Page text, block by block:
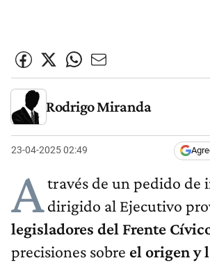
Rodrigo Miranda
23-04-2025 02:49
Através de un pedido de
dirigido al Ejecutivo
legisladores del Frente
precisiones sobre el origen y